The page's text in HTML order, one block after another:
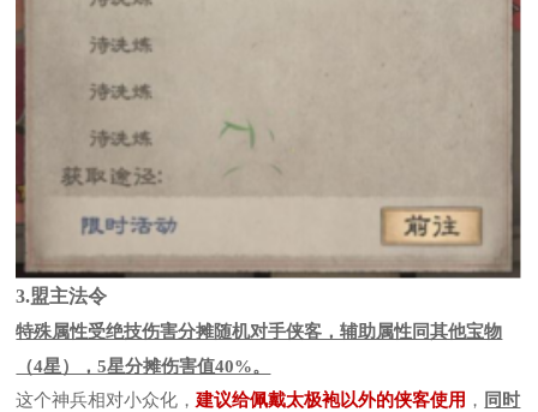
3.盟主法令
特殊属性受绝技伤害分摊随机对手侠客，辅助属性同其他宝物
（4星），5星分摊伤害值40%。
这个神兵相对小众化，建议给佩戴太极袍以外的侠客使用 ， 同时